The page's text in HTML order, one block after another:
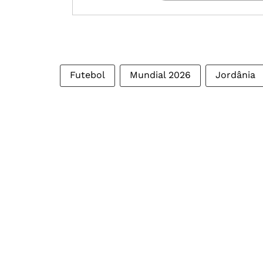
Futebol Mundial 2026 Jordânia